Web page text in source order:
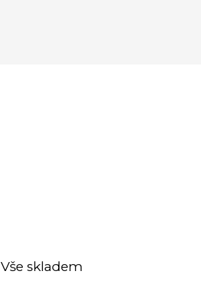
Vše skladem